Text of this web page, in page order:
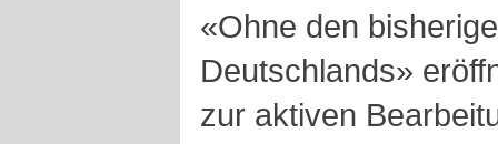
«Ohne den
Deutschlands»
zur aktiven